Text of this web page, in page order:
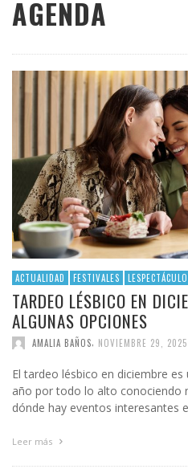
AGENDA
ACTUALIDAD FESTIVALES
TARDEO LÉSBICO EN
ALGUNAS OPCIONES
AMALIA BAÑOS NOVIEMBRE 29, 2025
El tardeo lésbico en diciembre
año por todo lo alto conociendo
dónde hay eventos interesantes
Leer más